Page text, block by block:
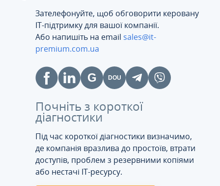
Зателефонуйте, щоб обговорити керовану
ІТ-підтримку для вашої компанії.
Або напишіть на email sales@it-
premium.com.ua
Почніть з короткої
діагностики
Під час короткої діагностики визначимо,
де компанія вразлива до простоїв, втрати
доступів, проблем з резервними копіями
або нестачі IT-ресурсу.